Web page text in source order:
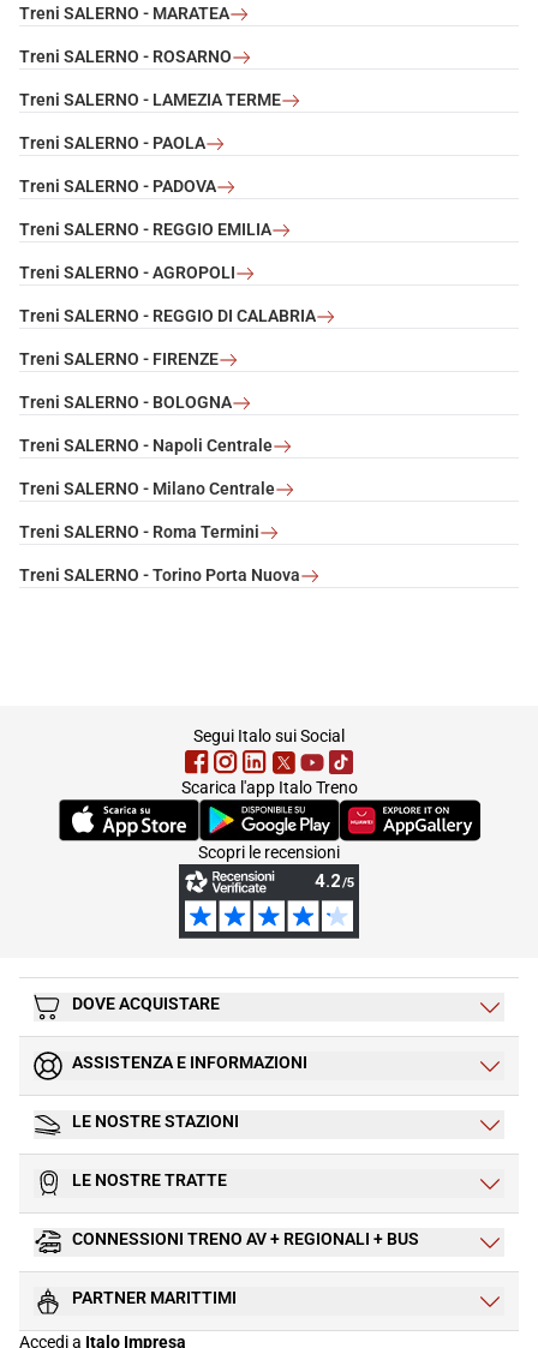
Treni SALERNO - MARATEA
Treni SALERNO - ROSARNO
Treni SALERNO - LAMEZIA TERME
Treni SALERNO - PAOLA
Treni SALERNO - PADOVA
Treni SALERNO - REGGIO EMILIA
Treni SALERNO - AGROPOLI
Treni SALERNO - REGGIO DI CALABRIA
Treni SALERNO - FIRENZE
Treni SALERNO - BOLOGNA
Treni SALERNO - Napoli Centrale
Treni SALERNO - Milano Centrale
Treni SALERNO - Roma Termini
Treni SALERNO - Torino Porta Nuova
Segui Italo sui Social
Scarica l'app Italo Treno
(Si apre in una nuova scheda)(Si apre in una nuova scheda)
(Si apre in una nuova
Scopri le recensioni
DOVE ACQUISTARE
ASSISTENZA E INFORMAZIONI
LE NOSTRE STAZIONI
LE NOSTRE TRATTE
CONNESSIONI TRENO AV + REGIONALI + BUS
PARTNER MARITTIMI
Accedi a Italo Impresa